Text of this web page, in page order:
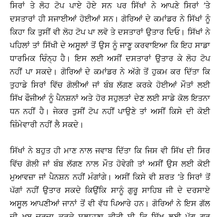
ਸਿਰਾਂ ਤੇ ਲੋਹ ਟੋਪ ਪਾਏ ਹੋਏ ਸਨ ਪਰ ਸਿੱਖਾਂ ਨੇ ਆਪਣੇ ਸਿਰਾਂ ’ਤੇ
ਦਸਤਾਰਾਂ ਹੀ ਸਜਾਈਆਂ ਹੋਈਆਂ ਸਨ। ਗੋਰਿਆਂ ਦੇ ਕਮਾਂਡਰ ਨੇ ਸਿੱਖਾਂ ਨੂੰ
ਕਿਹਾ ਕਿ ਤੁਸੀਂ ਵੀ ਲੋਹ ਟੋਪ ਪਾ ਲਵੋ ਤੇ ਦਸਤਾਰਾਂ ਉਤਾਰ ਦਿਓ। ਸਿੱਖਾਂ ਨੇ
ਪਹਿਲਾਂ ਤਾਂ ਸਿੱਖੀ ਦੇ ਅਸੂਲਾਂ ਤੋਂ ਉਸ ਨੂੰ ਜਾਣੂ ਕਰਵਾਇਆ ਕਿ ਇਹ ਸਾਡਾ
ਧਾਰਮਿਕ ਚਿੰਨ੍ਹ ਹੈ। ਇਸ ਲਈ ਅਸੀਂ ਦਸਤਾਰਾਂ ਉਤਾਰ ਕੇ ਲੋਹ ਟੋਪ
ਨਹੀਂ ਪਾ ਸਕਦੇ। ਗੋਰਿਆਂ ਦੇ ਕਮਾਂਡਰ ਨੇ ਅੱਗੇ ਤੋਂ ਹੁਕਮ ਕਰ ਦਿੱਤਾ ਕਿ
ਤੁਹਾਡੇ ਸਿਰਾਂ ਵਿੱਚ ਗੋਲੀਆਂ ਜਾਂ ਬੰਬ ਲੱਗਣ ਕਰਕੇ ਹੋਈਆਂ ਮੌਤਾਂ ਲਈ
ਸਿੱਖ ਫੌਜੀਆਂ ਨੂੰ ਪੈਨਸ਼ਨਾਂ ਅਤੇ ਹੋਰ ਸਹੁਲਤਾਂ ਦੇਣ ਲਈ ਸਾਡੇ ਕੋਲ ਇਤਨਾ
ਧਨ ਨਹੀਂ ਹੈ। ਜੇਕਰ ਤੁਸੀਂ ਟੋਪ ਨਹੀਂ ਪਾਉਣੇ ਤਾਂ ਅਸੀਂ ਕਿਸੇ ਦੀ ਕੋਈ
ਜ਼ਿੰਮੇਵਾਰੀ ਨਹੀਂ ਲੈ ਸਕਦੇ।
ਸਿੱਖਾਂ ਨੇ ਬਹੁਤ ਹੀ ਮਾਣ ਨਾਲ ਜਵਾਬ ਦਿੱਤਾ ਕਿ ਜਿਸ ਵੀ ਸਿੱਖ ਦੀ ਸਿਰ
ਵਿੱਚ ਗੋਲੀ ਜਾਂ ਬੰਬ ਲੱਗਣ ਨਾਲ ਮੌਤ ਹੋਵੇਗੀ ਤਾਂ ਅਸੀਂ ਉਸ ਲਈ ਕੋਈ
ਮੁਆਵਜ਼ਾ ਜਾਂ ਪੈਨਸ਼ਨ ਨਹੀਂ ਮੰਗਾਂਗੇ। ਅਸੀਂ ਕਿਸੇ ਵੀ ਸ਼ਰਤ ’ਤੇ ਸਿਰਾਂ ਤੋਂ
ਪੱਗਾਂ ਨਹੀਂ ਉਤਾਰ ਸਕਦੇ ਕਿਉਂਕਿ ਸਾਨੂੰ ਗੁਰੂ ਸਾਹਿਬ ਜੀ ਦੇ ਦਰਸਾਏ
ਅਸੂਲ ਆਪਣੀਆਂ ਜਾਨਾਂ ਤੋਂ ਵੀ ਵੱਧ ਪਿਆਰੇ ਹਨ। ਗੋਰਿਆਂ ਨੇ ਇਸ ਗੱਲ